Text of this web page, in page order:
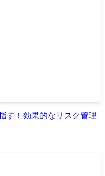
す！効果的なリスク管理